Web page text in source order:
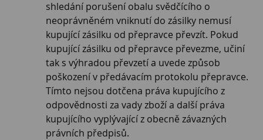
shledání porušení obalu svědčícího o
neoprávněném vniknutí do zásilky nemusí
kupující zásilku od přepravce převzít. Pokud
kupující zásilku od přepravce převezme, učiní
tak s výhradou převzetí a uvede způsob
poškození v předávacím protokolu přepravce.
Tímto nejsou dotčena práva kupujícího z
odpovědnosti za vady zboží a další práva
kupujícího vyplývající z obecně závazných
právních předpisů.